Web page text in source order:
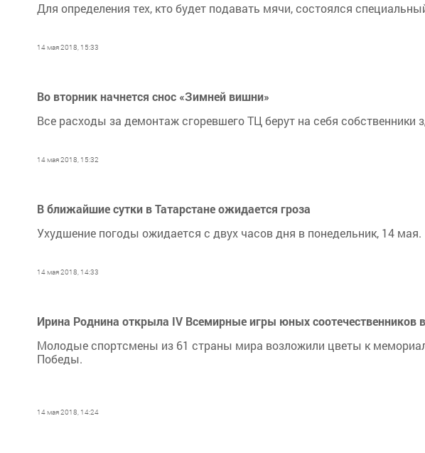
Для определения тех, кто будет подавать мячи, состоялся
14 мая 2018, 15:33
Во вторник начнется снос «Зимней вишни»
Все расходы за демонтаж сгоревшего ТЦ берут на себя собственники
14 мая 2018, 15:32
В ближайшие сутки в Татарстане ожидается гроза
Ухудшение погоды ожидается с двух часов дня в понедельник, 14 мая.
14 мая 2018, 14:33
Ирина Роднина открыла IV Всемирные игры юных соотечественников
Молодые спортсмены из 61 страны мира возложили цветы к
Победы.
14 мая 2018, 14:24